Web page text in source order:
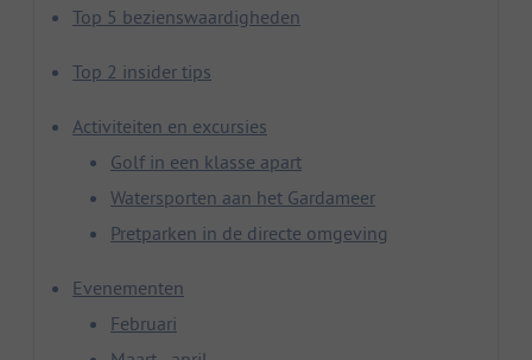
Top 5 bezienswaardigheden
Top 2 insider tips
Activiteiten en excursies
Golf in een klasse apart
Watersporten aan het Gardameer
Pretparken in de directe omgeving
Evenementen
Februari